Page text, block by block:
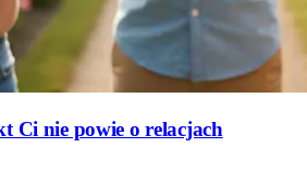
Ci nie powie o relacjach